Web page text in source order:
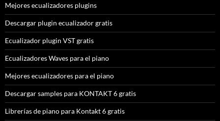
Mejores ecualizadores plugins
Descargar plugin ecualizador gratis
Ecualizador plugin VST gratis
Ecualizadores Waves para el piano
Mejores ecualizadores para el piano
Descargar samples para KONTAKT 6 gratis
Librerías de piano para Kontakt 6 gratis